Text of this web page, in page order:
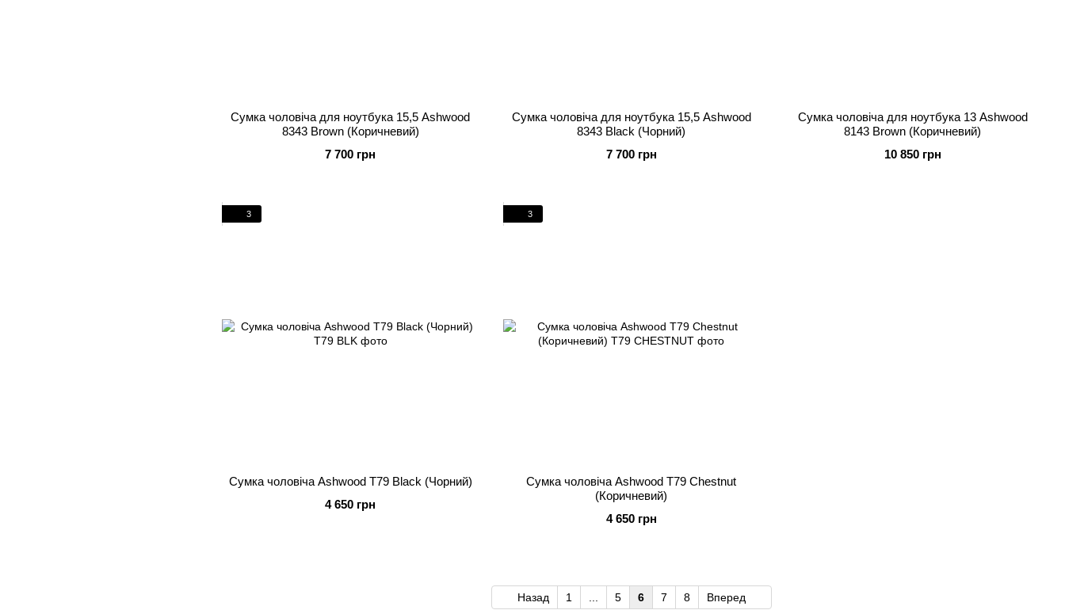
Сумка чоловіча для ноутбука 15,5 Ashwood
8343 Brown (Коричневий)
7 700 грн
Сумка чоловіча для ноутбука 15,5 Ashwood
8343 Black (Чорний)
7 700 грн
Сумка чоловіча для ноутбука 13 Ashwood
8143 Brown (Коричневий)
10 850 грн
3
Сумка чоловіча Ashwood T79 Black (Чорний)
4 650 грн
3
Сумка чоловіча Ashwood T79 Chestnut
(Коричневий)
4 650 грн
Назад 1 5 6 7 8 Вперед